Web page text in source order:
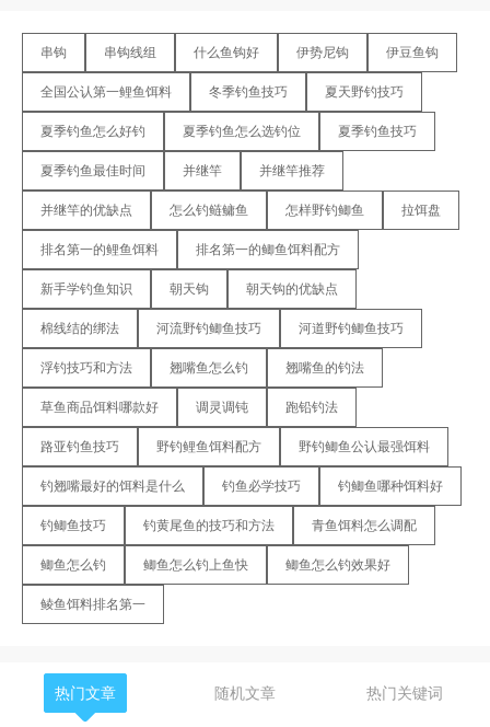
串钩 串钩线组 什么鱼钩好 伊势尼钩 伊豆鱼钩
全国公认第一鲤鱼饵料 冬季钓鱼技巧 夏天野钓技巧
夏季钓鱼怎么好钓 夏季钓鱼怎么选钓位 夏季钓鱼技巧
夏季钓鱼最佳时间 并继竿 并继竿推荐
并继竿的优缺点 怎么钓鲢鳙鱼 怎样野钓鲫鱼 拉饵盘
排名第一的鲤鱼饵料 排名第一的鲫鱼饵料配方
新手学钓鱼知识 朝天钩 朝天钩的优缺点
棉线结的绑法 河流野钓鲫鱼技巧 河道野钓鲫鱼技巧
浮钓技巧和方法 翘嘴鱼怎么钓 翘嘴鱼的钓法
草鱼商品饵料哪款好 调灵调钝 跑铅钓法
路亚钓鱼技巧 野钓鲤鱼饵料配方 野钓鲫鱼公认最强饵料
钓翘嘴最好的饵料是什么 钓鱼必学技巧 钓鲫鱼哪种饵料好
钓鲫鱼技巧 钓黄尾鱼的技巧和方法 青鱼饵料怎么调配
鲫鱼怎么钓 鲫鱼怎么钓上鱼快 鲫鱼怎么钓效果好
鲮鱼饵料排名第一
热门文章 随机文章 热门关键词